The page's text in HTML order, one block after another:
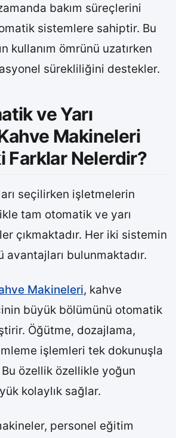
bakım süreçlerini
sistemlere sahiptir. Bu
kullanım ömrünü uzatırken
sürekliliğini destekler.
ve Yarı
Makineleri
Farklar Nelerdir?
seçilirken işletmelerin
tam otomatik ve yarı
çıkmaktadır. Her iki sistemin
avantajları bulunmaktadır.
Makineleri, kahve
büyük bölümünü otomatik
Öğütme, dozajlama,
işlemleri tek dokunuşla
özellik özellikle yoğun
kolaylık sağlar.
personel eğitim